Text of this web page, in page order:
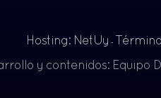
Hosting: NetUy -
y contenidos: Equipo